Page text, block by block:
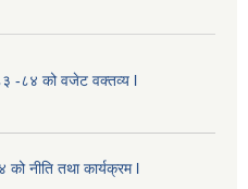
-८४ को वजेट वक्तव्य l
नीति तथा कार्यक्रम l